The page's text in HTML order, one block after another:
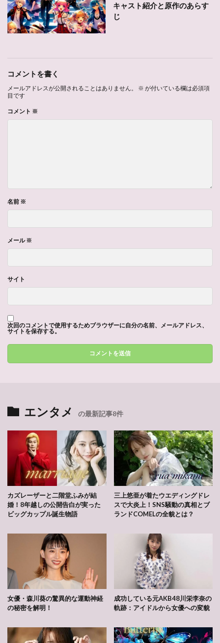
キャスト紹介と原作のあらす
じ
コメントを書く
メールアドレスが公開されることはありません。 ※ が付いている欄は必須項
目です
コメント ※
名前 ※
メール※
サイト
次回のコメントで使用するためブラウザーに自分の名前、メールアドレス、
サイトを保存する。
エンタメ の最新記事8件
カズレーザーと二階堂ふみが結
婚！8年越しの公開告白が実った
ビッグカップル誕生物語
三上悠亜が着たウエディングドレ
スで大炎上！SNS騒動の真相とブ
ランドCOMELの全貌とは？
女優・森川葵の驚異的な運動神経
の秘密を解明！
成功している元AKB48川栄李奈の
軌跡：アイドルから女優への変貌